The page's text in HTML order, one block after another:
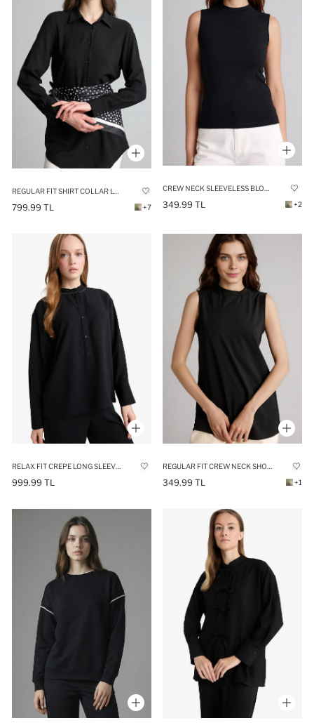
799.99 TL +7 349.99 TL +2
999.99 TL 349.99 TL +1